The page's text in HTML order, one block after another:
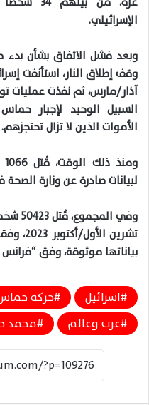
الإسرائيلي.
وبعد فشل الاتفاق بشأن بدء
آذار/مارس، ثم نفذت عمليات
السبيل الوحيد لإجبار
الأموات الذين لا تزال تحتجزهم.
لبيانات صادرة عن وزارة
وفي
تشرين
بياناتها موثوقة، وفق
اسرائيل حركة
عرب وعالم
محمد